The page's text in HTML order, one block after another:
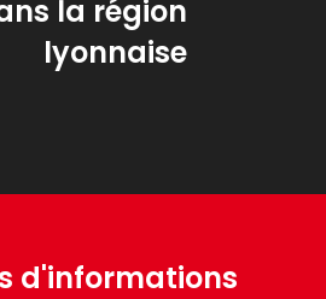
la région
lyonnaise
d'informations